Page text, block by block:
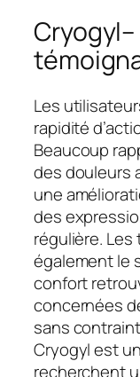
Les
rapidité
Beaucoup
des douleurs
une
des
régulière.
également le
confort
concernées
sans
Cryogyl est
recherchent